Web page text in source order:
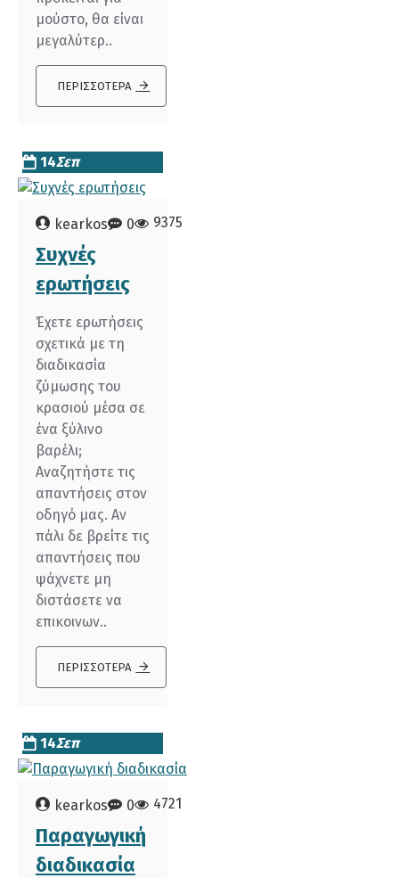
μούστο, θα είναι
μεγαλύτερ..
ΠΕΡΙΣΣΌΤΕΡΑ
14Σεπ
kearkos 0 9375
Συχνές
ερωτήσεις
Έχετε ερωτήσεις
σχετικά με τη
διαδικασία
ζύμωσης του
κρασιού μέσα σε
ένα ξύλινο
βαρέλι;
Αναζητήστε τις
απαντήσεις στον
οδηγό μας. Αν
πάλι δε βρείτε τις
απαντήσεις που
ψάχνετε μη
διστάσετε να
επικοινων..
ΠΕΡΙΣΣΌΤΕΡΑ
14Σεπ
kearkos 0 4721
Παραγωγική
διαδικασία